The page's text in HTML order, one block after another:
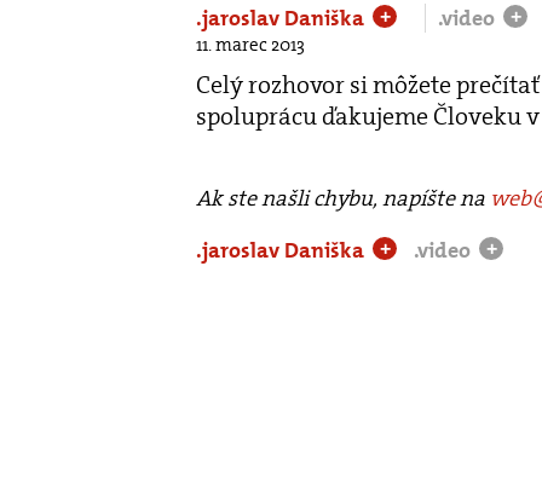
.jaroslav Daniška + .video +
11. marec 2013
Celý rozhovor si môžete
spoluprácu ďakujeme Človeku
Ak ste našli chybu, napíšte na
.jaroslav Daniška
+ .video +